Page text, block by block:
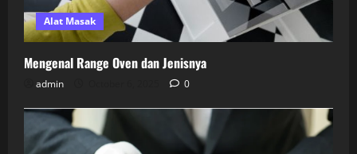
Alat Masak
Mengenal Range Oven dan Jenisnya
admin 0